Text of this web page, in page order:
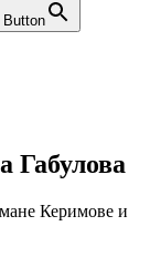
Button
Габулова
Керимове и